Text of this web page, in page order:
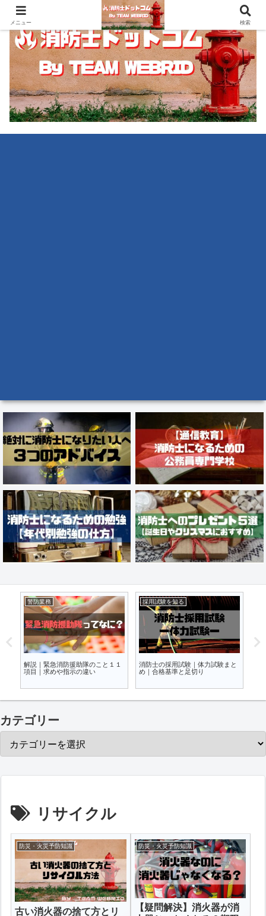
採用試験を知る
消防士の採用試験｜体力試験まと
め｜合格基準と足切り
警防業務
ＩＮＳＡＲＡＧマーキングシステ
ム|国際消防救助隊
カテゴリー
リサイクル
防災・火災予防知識
古い消火器の捨て方とリ
防災・火災予防知識
【疑問解決】消火器が消
メニュー 検索